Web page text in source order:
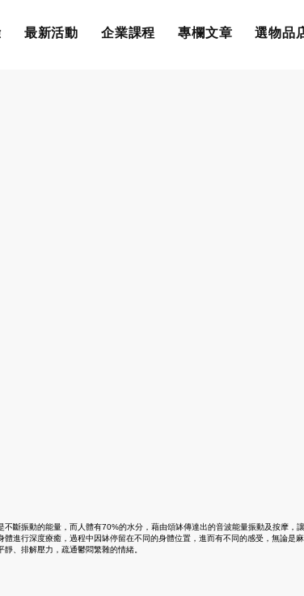
最新活動 企業課程 專欄文章 選物品
斷振動的能量，而人體有70%的水分，藉由頌缽傳達出的音波能量振動及按摩，
進行深度療癒，過程中因缽停留在不同的身體位置，進而有不同的感受，無論是
、排解壓力，疏通鬱悶繁雜的情緒。